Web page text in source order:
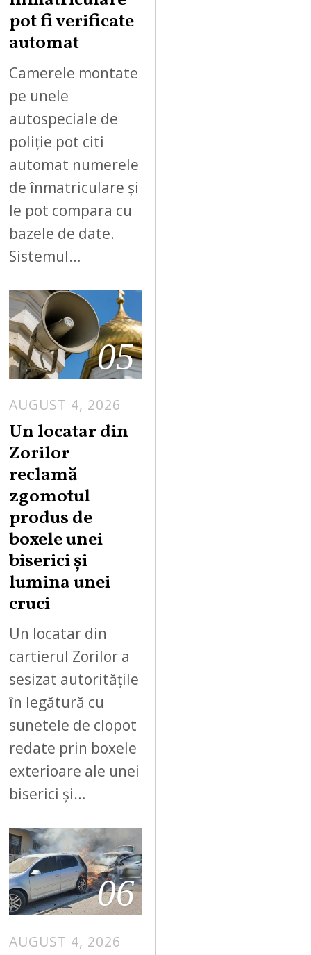
pot fi verificate
automat
Camerele montate
pe unele
autospeciale de
poliție pot citi
automat numerele
de înmatriculare și
le pot compara cu
bazele de date.
Sistemul…
05
AUGUST 4, 2026
Un locatar din
Zorilor
reclamă
zgomotul
produs de
boxele unei
biserici și
lumina unei
cruci
Un locatar din
cartierul Zorilor a
sesizat autoritățile
în legătură cu
sunetele de clopot
redate prin boxele
exterioare ale unei
biserici și…
06
AUGUST 4, 2026